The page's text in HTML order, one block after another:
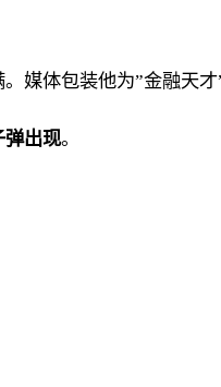
媒体包装他为”金融天
弹出现。